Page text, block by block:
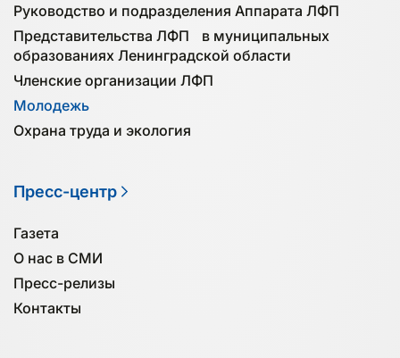
Руководство и подразделения Аппарата ЛФП
Представительства ЛФП в муниципальных
образованиях Ленинградской области
Членские организации ЛФП
Молодежь
Охрана труда и экология
Пресс-центр
Газета
О нас в СМИ
Пресс-релизы
Контакты